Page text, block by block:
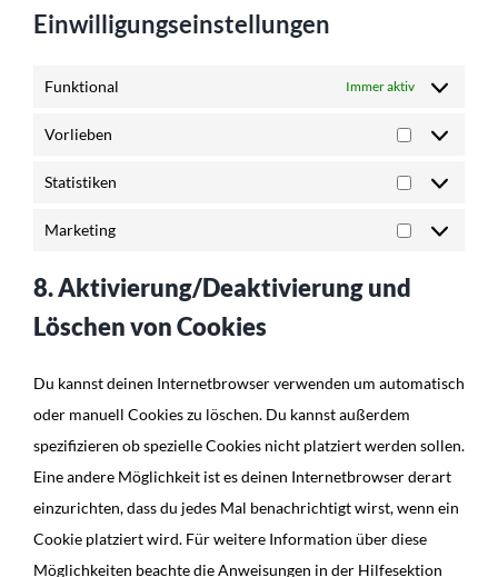
Einwilligungseinstellungen
Funktional Immer aktiv
Vorlieben
Statistiken
Marketing
8. Aktivierung/Deaktivierung und
Löschen von Cookies
Du kannst deinen Internetbrowser verwenden um automatisch
oder manuell Cookies zu löschen. Du kannst außerdem
spezifizieren ob spezielle Cookies nicht platziert werden sollen.
Eine andere Möglichkeit ist es deinen Internetbrowser derart
einzurichten, dass du jedes Mal benachrichtigt wirst, wenn ein
Cookie platziert wird. Für weitere Information über diese
Möglichkeiten beachte die Anweisungen in der Hilfesektion